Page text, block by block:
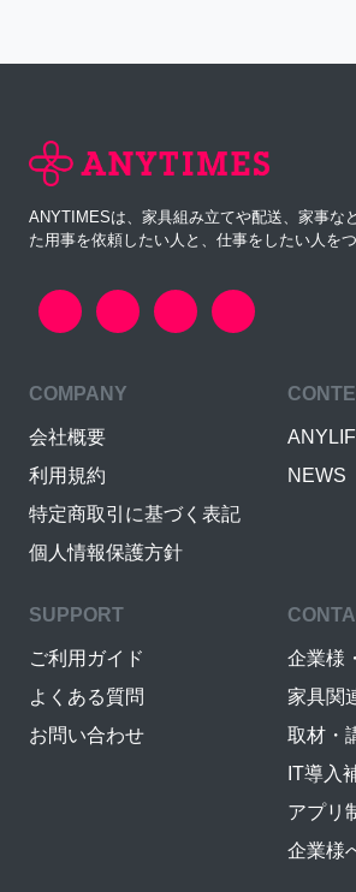
ANYTIMESは、家具組み立てや配送、家事な
た用事を依頼したい人と、仕事をしたい人を
COMPANY
会社概要
利用規約
特定商取引に基づく表記
個人情報保護方針
NEWS
SUPPORT
ご利用ガイド
よくある質問
お問い合わせ
企業様
家具関
取材・
IT導入
アプリ
企業様